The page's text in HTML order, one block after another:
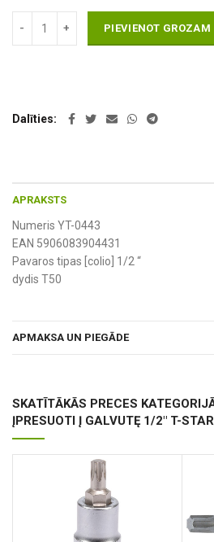
PIEVIENOT GROZAM
Dalīties
APRAKSTS
Numeris YT-0443
EAN 5906083904431
Pavaros tipas [colio] 1/2 “
dydis T50
APMAKSA UN PIEGĀDE
SKATĪTĀKĀS PRECES
ĮPRESUOTI Į GALVUTĘ 1/2" T-